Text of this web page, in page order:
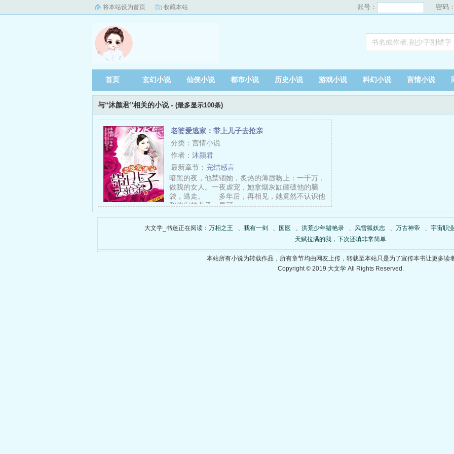
将本站设为首页 收藏本站 账号： 密码：
首页 玄幻小说 仙侠小说 都市小说 历史小说 游戏小说 科幻小说 言情小说
与“沐颜君”相关的小说 - (最多显示100条)
老婆爱逃家：带上儿子去抢亲
分类：言情小说
作者： 沐颜君
最新章节： 完结感言
暗黑的夜，他禁锢她，炙热的薄唇吻上：一千万，
做我的女人。一夜虐宠，她拿烟灰缸砸破他的脑
袋，逃走。 多年后，再相见，她竟然不认识他
和他们的儿子，是可……
大文学_书迷正在阅读： 万相之王 、 我有一剑 、 国医 、 洪荒少年猎艳录 、 风雪狐妖志 、 万古神帝 、 宇宙职
天赋拉满的我，下次还填非常简单
本站所有小说为转载作品，所有章节均由网友上传，转载至本站只是为了宣传本书让更多读
Copyright © 2019 大文学 All Rights Reserved.